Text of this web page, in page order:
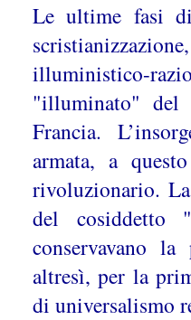
Le ultime fasi di
illuministico-
"illuminato" del
Francia.
armata, a
rivoluzionario.
del cosiddetto
conservavano
altresì, per la
di universalismo